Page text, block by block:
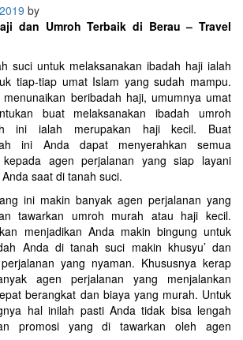
by
dan Umroh Terbaik di Berau – Travel
suci untuk melaksanakan ibadah haji ialah
tiap-tiap umat Islam yang sudah mampu.
beribadah haji, umumnya umat
buat melaksanakan ibadah umroh
ini ialah merupakan haji kecil. Buat
ini Anda dapat menyerahkan semua
kepada agen perjalanan yang siap layani
saat di tanah suci.
ini makin banyak agen perjalanan yang
tawarkan umroh murah atau haji kecil.
menjadikan Anda makin bingung untuk
Anda di tanah suci makin khusyu’ dan
yang nyaman. Khususnya kerap
agen perjalanan yang menjalankan
berangkat dan biaya yang murah. Untuk
hal inilah pasti Anda tidak bisa lengah
promosi yang di tawarkan oleh agen